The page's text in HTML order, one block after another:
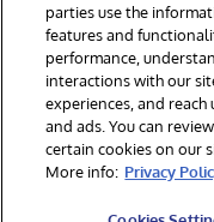
© 1996-2026
vorbehalten.
Mitteilungen/
Geld-zurück-Garantie
parties use the
features and
performance,
interactions with our
experiences, and
and ads. You can
certain cookies on our
More info: Privacy